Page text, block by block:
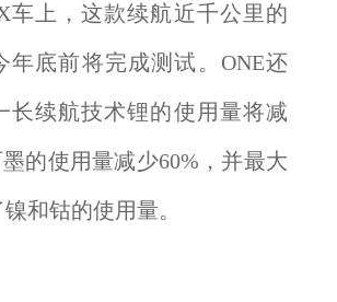
车上，这款续航近千公里的
年底前将完成测试。ONE还
长续航技术锂的使用量将减
的使用量减少60%，并最大
和钴的使用量。